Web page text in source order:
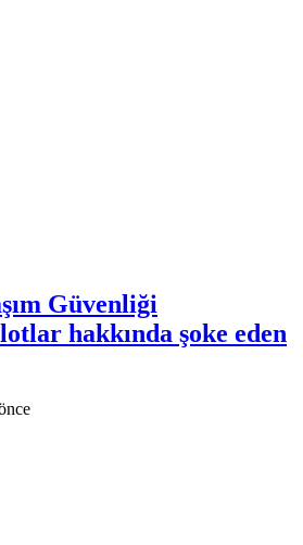
Güvenliği
hakkında şoke eden